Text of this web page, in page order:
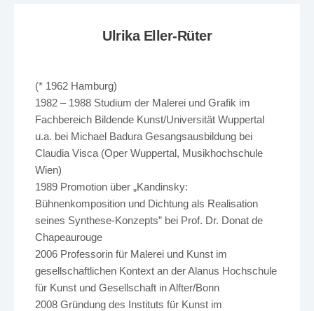
Ulrika Eller-Rüter
(* 1962 Hamburg)
1982 – 1988 Studium der Malerei und Grafik im
Fachbereich Bildende Kunst/Universität Wuppertal
u.a. bei Michael Badura Gesangsausbildung bei
Claudia Visca (Oper Wuppertal, Musikhochschule
Wien)
1989 Promotion über „Kandinsky:
Bühnenkomposition und Dichtung als Realisation
seines Synthese-Konzepts” bei Prof. Dr. Donat de
Chapeaurouge
2006 Professorin für Malerei und Kunst im
gesellschaftlichen Kontext an der Alanus Hochschule
für Kunst und Gesellschaft in Alfter/Bonn
2008 Gründung des Instituts für Kunst im